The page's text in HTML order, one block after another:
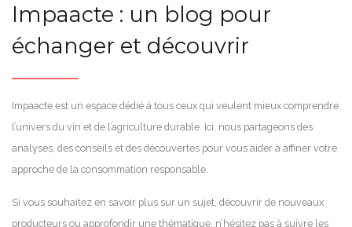
Impaacte : un blog pour
échanger et découvrir
Impaacte est un espace dédié à tous ceux qui veulent mieux comprendre
l’univers du vin et de l’agriculture durable. Ici, nous partageons des
analyses, des conseils et des découvertes pour vous aider à affiner votre
approche de la consommation responsable.
Si vous souhaitez en savoir plus sur un sujet, découvrir de nouveaux
producteurs ou approfondir une thématique, n’hésitez pas à suivre les